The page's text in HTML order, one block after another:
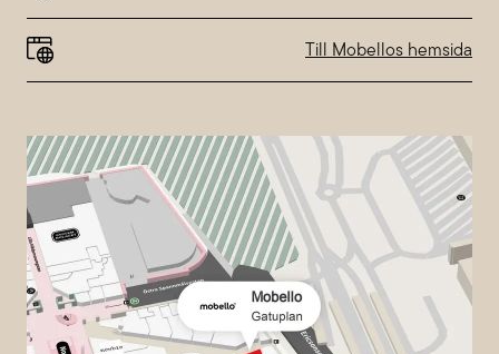
Till Mobellos hemsida